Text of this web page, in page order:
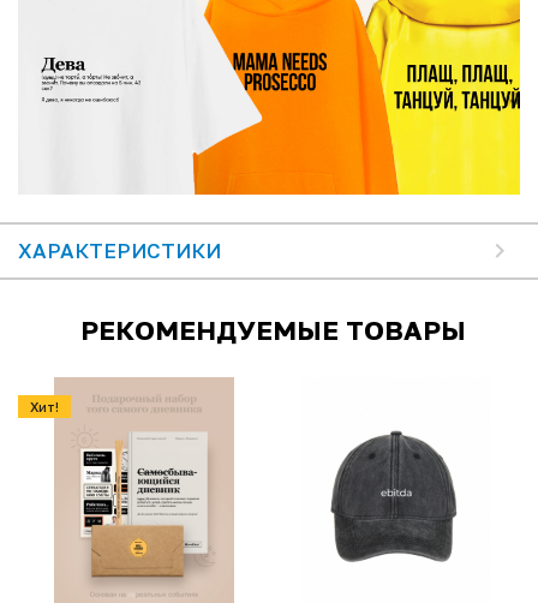
ХАРАКТЕРИСТИКИ
РЕКОМЕНДУЕМЫЕ ТОВАРЫ
Хит!